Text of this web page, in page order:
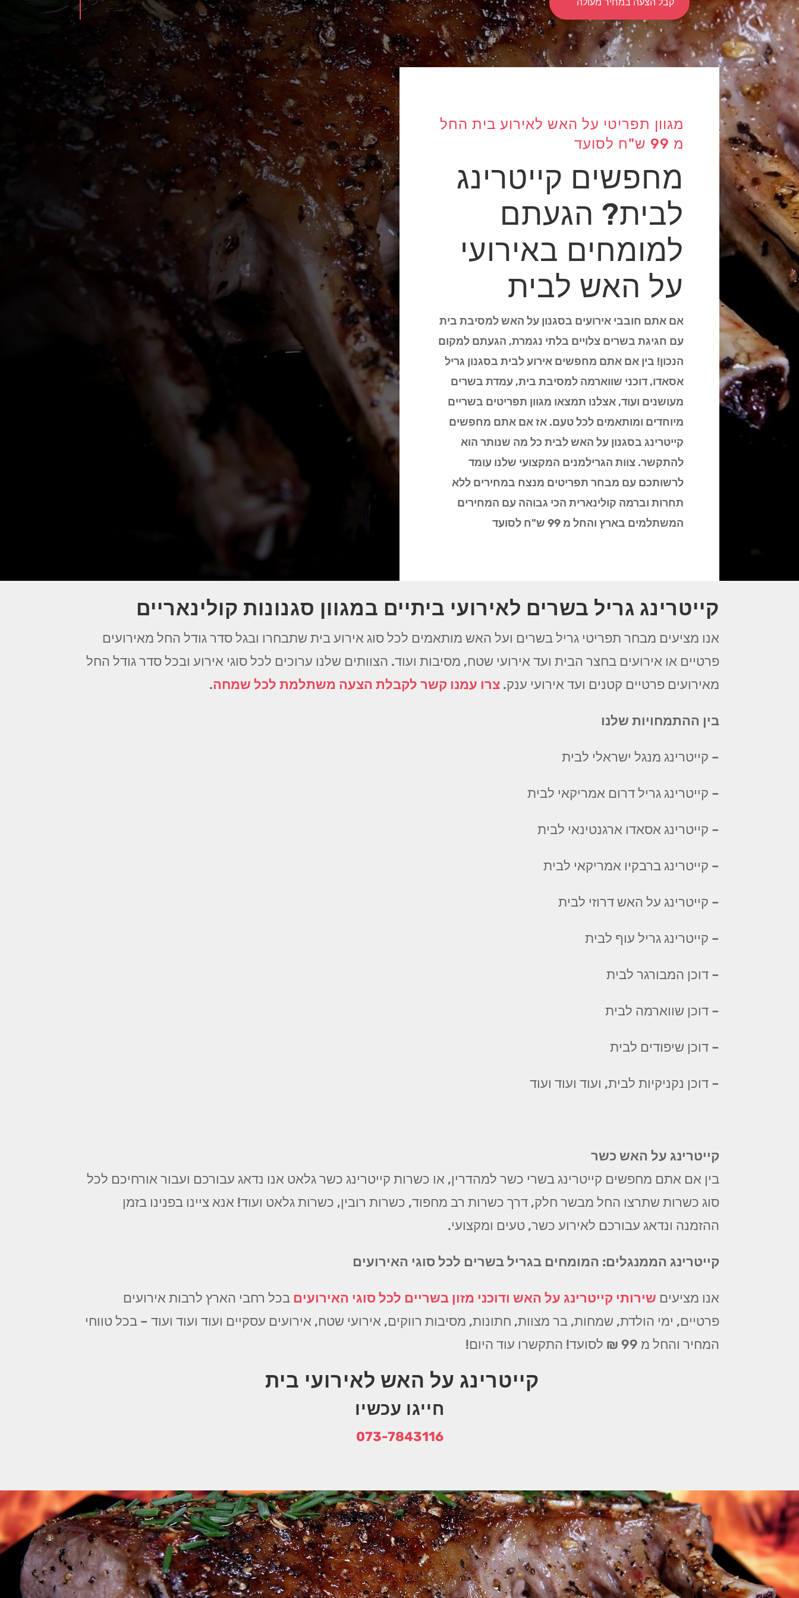
מגוון תפריטי על האש לאירוע בית החל
מ 99 ש"ח לסועד
מחפשים קייטרינג
לבית? הגעתם
למומחים באירועי
על האש לבית
אם אתם חובבי אירועים בסגנון על האש למסיבת בית
עם חגיגת בשרים צלויים בלתי נגמרת, הגעתם למקום
הנכון! בין אם אתם מחפשים אירוע לבית בסגנון גריל
אסאדו, דוכני שווארמה למסיבת בית, עמדת בשרים
מעושנים ועוד, אצלנו תמצאו מגוון תפריטים בשריים
מיוחדים ומותאמים לכל טעם. אז אם אתם מחפשים
קייטרינג בסגנון על האש לבית כל מה שנותר הוא
להתקשר. צוות הגרילמנים המקצועי שלנו עומד
לרשותכם עם מבחר תפריטים מנצח במחירים ללא
תחרות וברמה קולינארית הכי גבוהה עם המחירים
המשתלמים בארץ והחל מ 99 ש"ח לסועד
קייטרינג גריל בשרים לאירועי ביתיים במגוון סגנונות קולינאריים
אנו מציעים מבחר תפריטי גריל בשרים ועל האש מותאמים לכל סוג אירוע בית שתבחרו ובגל סדר גודל החל מאירועים
פרטיים או אירועים בחצר הבית ועד אירועי שטח, מסיבות ועוד. הצוותים שלנו ערוכים לכל סוגי אירוע ובכל סדר גודל החל
מאירועים פרטיים קטנים ועד אירועי ענק.צרו עמנו קשר לקבלת הצעה משתלמת לכל שמחה.
בין ההתמחויות שלנו
– קייטרינג מנגל ישראלי לבית
– קייטרינג גריל דרום אמריקאי לבית
– קייטרינג אסאדו ארגנטינאי לבית
– קייטרינג ברבקיו אמריקאי לבית
– קייטרינג על האש דרוזי לבית
– קייטרינג גריל עוף לבית
– דוכן המבורגר לבית
– דוכן שווארמה לבית
– דוכן שיפודים לבית
– דוכן נקניקיות לבית, ועוד ועוד ועוד
קייטרינג על האש כשר
בין אם אתם מחפשים קייטרינג בשרי כשר למהדרין, או כשרות קייטרינג כשר גלאט אנו נדאג עבורכם ועבור אורחיכם לכל
סוג כשרות שתרצו החל מבשר חלק, דרך כשרות רב מחפוד, כשרות רובין, כשרות גלאט ועוד! אנא ציינו בפנינו בזמן
ההזמנה ונדאג עבורכם לאירוע כשר, טעים ומקצועי.
קייטרינג הממנגלים: המומחים בגריל בשרים לכל סוגי האירועים
אנו מציעים שירותי קייטרינג על האש ודוכני מזון בשריים לכל סוגי האירועים בכל רחבי הארץ לרבות אירועים
פרטיים, ימי הולדת, שמחות, בר מצוות, חתונות, מסיבות רווקים, אירועי שטח, אירועים עסקיים ועוד ועוד ועוד – בכל טווחי
המחיר והחל מ 99 ₪ לסועד! התקשרו עוד היום!
קייטרינג על האש לאירועי בית
חייגו עכשיו
073-7843116